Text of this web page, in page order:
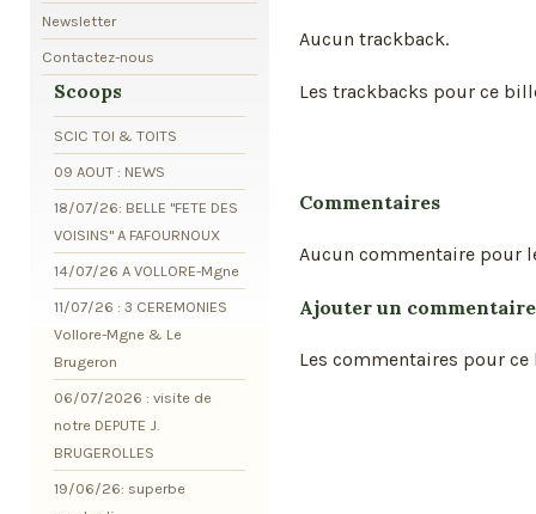
Aucun trackback.
Les trackbacks pour ce
Commentaires
Aucun commentaire pour
Ajouter un commentaire
Les commentaires pour
Newsletter
Contactez-nous
Scoops
SCIC TOI & TOITS
09 AOUT : NEWS
18/07/26: BELLE "FETE DES
VOISINS" A FAFOURNOUX
14/07/26 A VOLLORE-Mgne
11/07/26 : 3 CEREMONIES
Vollore-Mgne & Le
Brugeron
06/07/2026 : visite de
notre DEPUTE J.
BRUGEROLLES
19/06/26: superbe